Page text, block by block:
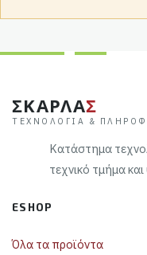
ΣΚΑΡΛΑΣ
ΤΕΧΝΟΛΟΓΊΑ &
Κατάστημα
τεχνικό τμήμα
ESHOP
Όλα τα προϊόντα